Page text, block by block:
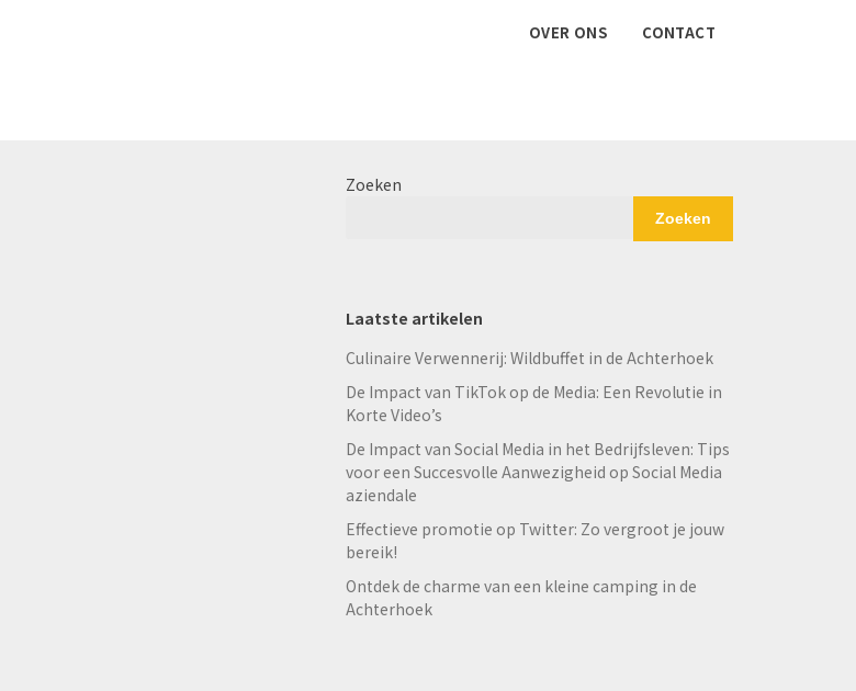
OVER ONS CONTACT
Zoeken
Zoeken
Laatste artikelen
Culinaire Verwennerij: Wildbuffet in de Achterhoek
De Impact van TikTok op de Media: Een Revolutie in
Korte Video’s
De Impact van Social Media in het Bedrijfsleven: Tips
voor een Succesvolle Aanwezigheid op Social Media
aziendale
Effectieve promotie op Twitter: Zo vergroot je jouw
bereik!
Ontdek de charme van een kleine camping in de
Achterhoek